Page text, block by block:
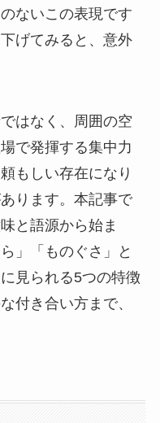
ないこの表現です
げてみると、意外
はなく、周囲の空
で発揮する集中力
もしい存在になり
ります。本記事で
と語源から始ま
」「ものぐさ」と
見られる5つの特徴
付き合い方まで、